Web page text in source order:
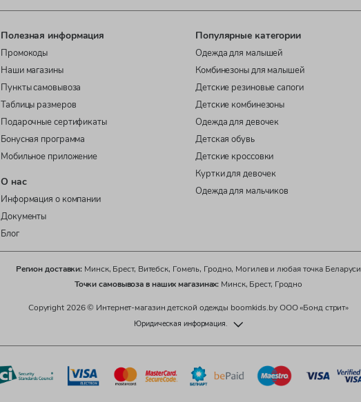
Полезная информация
Промокоды
Наши магазины
Пункты самовывоза
Таблицы размеров
Подарочные сертификаты
Бонусная программа
Мобильное приложение
О нас
Информация о компании
Документы
Блог
Популярные категории
Одежда для малышей
Комбинезоны для малышей
Детские резиновые сапоги
Детские комбинезоны
Одежда для девочек
Детская обувь
Детские кроссовки
Куртки для девочек
Одежда для мальчиков
Регион доставки: Минск, Брест, Витебск, Гомель, Гродно, Могилев и любая точка Беларуси
Точки самовывоза в наших магазинах: Минск, Брест, Гродно
Copyright 2026 © Интернет-магазин детской одежды boomkids.by ООО «Бонд стрит»
Юридическая информация.